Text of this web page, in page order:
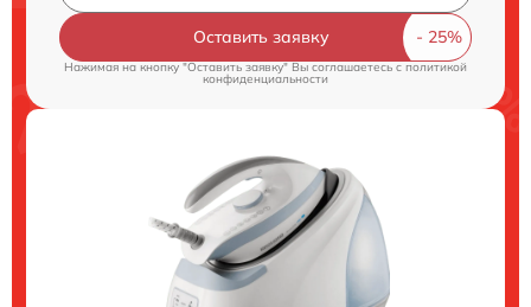
Оставить заявку
Нажимая на кнопку "Оставить заявку" Вы соглашаетесь c политикой
конфиденциальности